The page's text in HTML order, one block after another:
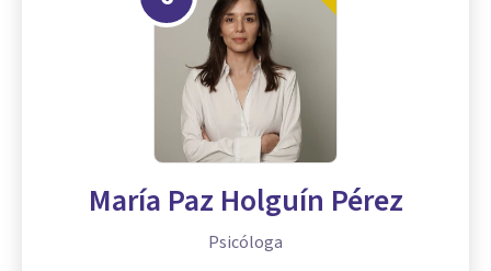
María Paz Holguín Pérez
Psicóloga